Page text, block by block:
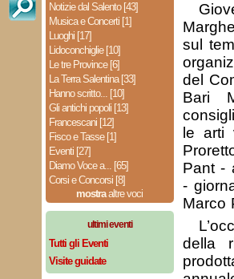
Notizie dal Salento [43]
Musica e Concerti [1]
Luoghi [17]
Lidoconchiglie [10]
Le tre Province [6]
La Terra Salentina [33]
Hanno scritto... [10]
Gli antichi popoli [13]
Francescani [12]
Fisco e Tasse [1]
Eventi [27]
Diamo Voce a... [65]
Corsi e Concorsi [8]
mostraaltre voci
ultimi eventi
Tutti gli Eventi
Visite guidate
sul
del
Bari
le arti
Pant -
-
Marco
della